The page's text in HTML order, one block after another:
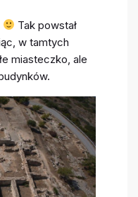
Tak powstał
w tamtych
miasteczko, ale